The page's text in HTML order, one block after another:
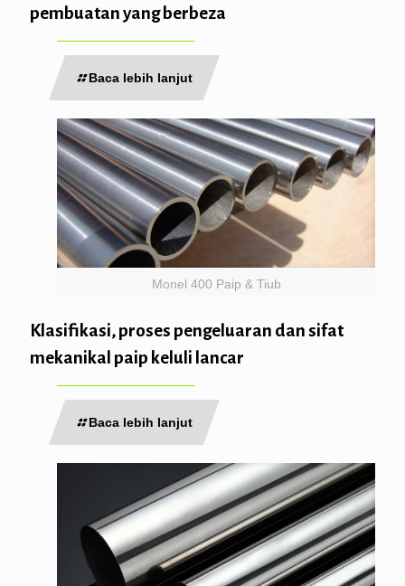
pembuatan yang berbeza
Baca lebih lanjut
Monel 400 Paip & Tiub
Klasifikasi, proses pengeluaran dan sifat
mekanikal paip keluli lancar
Baca lebih lanjut